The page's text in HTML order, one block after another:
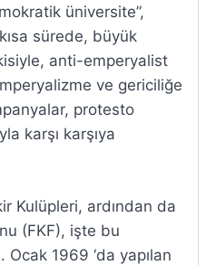
üniversite”,
sürede, büyük
anti-emperyalist
ve gericiliğe
protesto
karşı karşıya
Kulüpleri, ardından da
(FKF), işte bu
1969 ‘da yapılan